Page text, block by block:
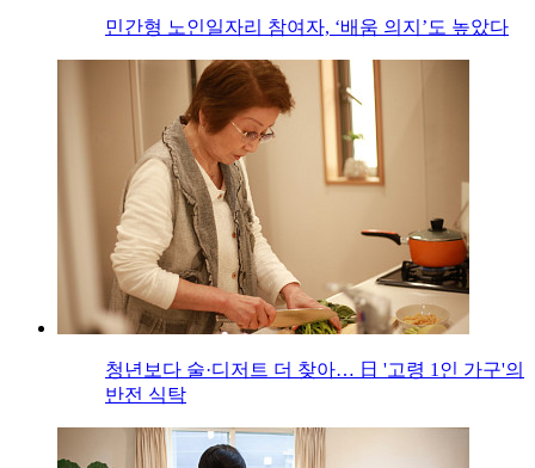
민간형 노인일자리 참여자, ‘배움 의지’도 높았다
청년보다 술·디저트 더 찾아… 日 '고령 1인 가구'의
반전 식탁